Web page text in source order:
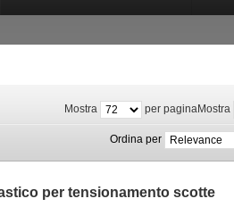
Mostra
Mostra per pagina
Ordina per
per tensionamento scotte